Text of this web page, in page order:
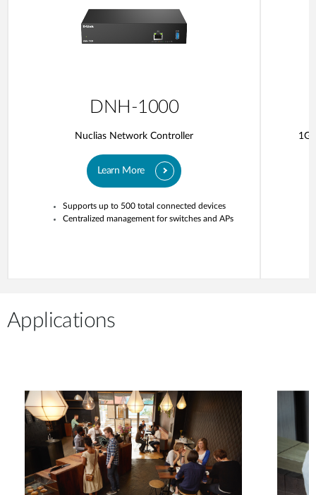
DNH-1000
Nuclias Network Controller
Learn More
Supports up to 500 total connected devices
Centralized management for switches and APs
1G
Applications